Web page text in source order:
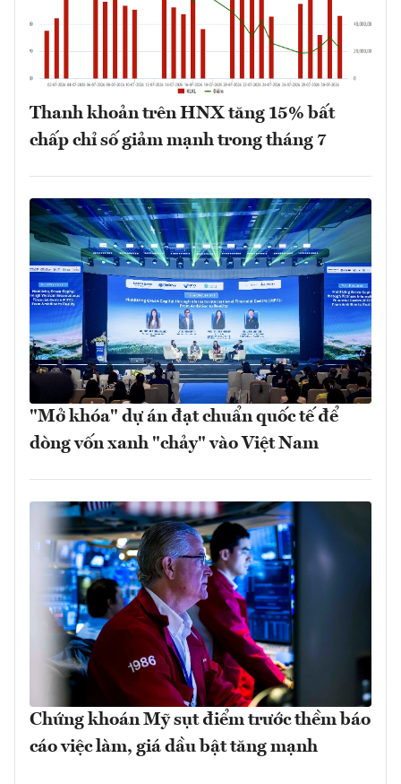
Thanh khoản trên HNX tăng 15% bất
chấp chỉ số giảm mạnh trong tháng 7
"Mở khóa" dự án đạt chuẩn quốc tế để
dòng vốn xanh "chảy" vào Việt Nam
Chứng khoán Mỹ sụt điểm trước thềm báo
cáo việc làm, giá dầu bật tăng mạnh